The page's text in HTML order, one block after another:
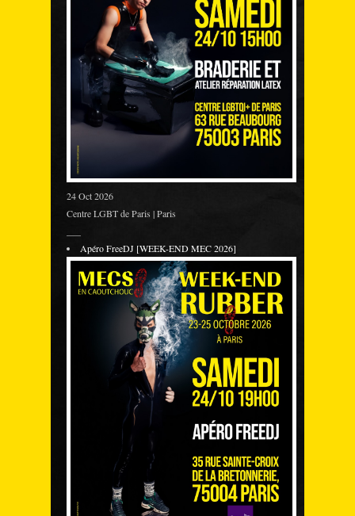
24 Oct 2026
Centre LGBT de Paris | Paris
Apéro FreeDJ [WEEK-END MEC 2026]